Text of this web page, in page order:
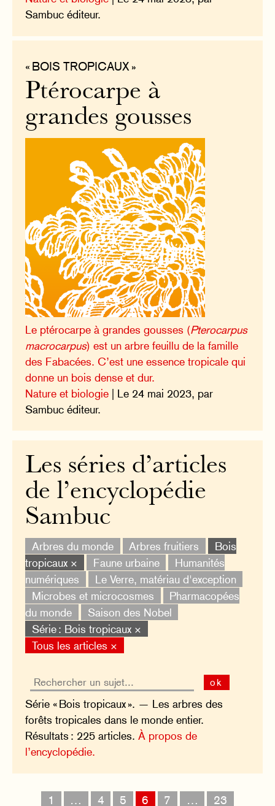
Sambuc éditeur.
« BOIS TROPICAUX »
Ptérocarpe à
grandes gousses
Le ptérocarpe à grandes gousses (Pterocarpus
macrocarpus) est un arbre feuillu de la famille
des Fabacées. C’est une essence tropicale qui
donne un bois dense et dur.
Nature et biologie | Le 24 mai 2023, par
Sambuc éditeur.
Les séries d’articles
de l’encyclopédie
Sambuc
Arbres du monde Arbres fruitiers
Bois
tropicaux ×
Faune urbaine
Humanités
numériques
Le Verre, matériau d'exception
Microbes et microcosmes
Pharmacopées
du monde
Saison des Nobel
Série : Bois tropicaux ×
Tous les articles ×
ok
Série « Bois tropicaux ». — Les arbres des
forêts tropicales dans le monde entier.
Résultats : 225 articles.À propos de
l’encyclopédie.
1 … 4 5 6 7 … 23